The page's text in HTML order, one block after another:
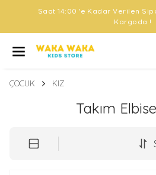
Saat 14:00 'e Kadar Verilen
Kargoda !
ÇOCUK KIZ
Takım Elbise